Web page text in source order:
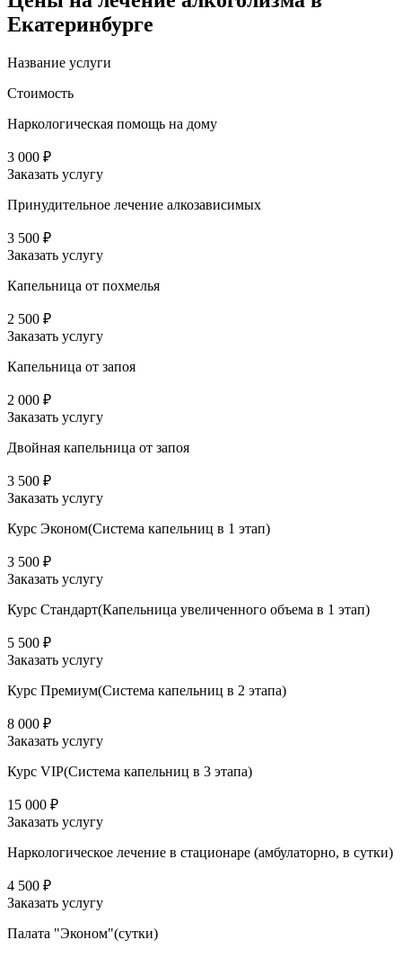
Екатеринбурге
Название услуги
Стоимость
Наркологическая помощь на дому
3 000 ₽
Заказать услугу
Принудительное лечение алкозависимых
3 500 ₽
Заказать услугу
Капельница от похмелья
2 500 ₽
Заказать услугу
Капельница от запоя
2 000 ₽
Заказать услугу
Двойная капельница от запоя
3 500 ₽
Заказать услугу
Курс Эконом(Система капельниц в 1 этап)
3 500 ₽
Заказать услугу
Курс Стандарт(Капельница увеличенного объема в 1 этап)
5 500 ₽
Заказать услугу
Курс Премиум(Система капельниц в 2 этапа)
8 000 ₽
Заказать услугу
Курс VIP(Система капельниц в 3 этапа)
15 000 ₽
Заказать услугу
Наркологическое лечение в стационаре (амбулаторно, в сутки)
4 500 ₽
Заказать услугу
Палата "Эконом"(сутки)